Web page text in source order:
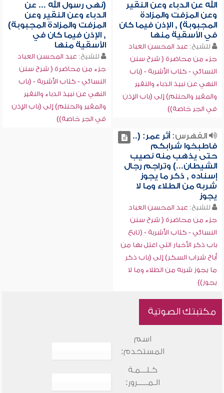
الله عن الدباء وعن النقير
وعن المزفت والمزادة
المجبوبة) , الإذن فيما كان
في الأسقية منها
للشيخ: عبد المحسن العباد
جزء من محاضرة ( شرح سنن
النسائي - كتاب الأشربة - (باب
النهي عن نبيذ الدباء والنقير
والمقير والحنتم) إلى (باب الإذن
في الجر خاصة))
(نهى رسول الله ... عن
الدباء وعن النقير وعن
المزفت والمزادة المجبوبة)
, الإذن فيما كان في
الأسقية منها
للشيخ: عبد المحسن العباد
جزء من محاضرة ( شرح سنن
النسائي - كتاب الأشربة - (باب
النهي عن نبيذ الدباء والنقير
والمقير والحنتم) إلى (باب الإذن
في الجر خاصة))
الفهرس:أثر عمر: (..
فاطبخوا شرابكم
حتى يذهب منه نصيب
الشيطان...) وتراجم رجال
إسناده , ذكر ما يجوز
شربه من الطلاء وما لا
يجوز
للشيخ: عبد المحسن العباد
جزء من محاضرة ( شرح سنن
النسائي - كتاب الأشربة - (تابع
باب ذكر الأخبار التي اعتل بها من
أباح شراب السكر) إلى (باب ذكر
ما يجوز شربه من الطلاء وما لا
يجوز))
مكتبتك الصوتية
اسم
المستخدم:
كـلـــمـة
الـمـــــرور: